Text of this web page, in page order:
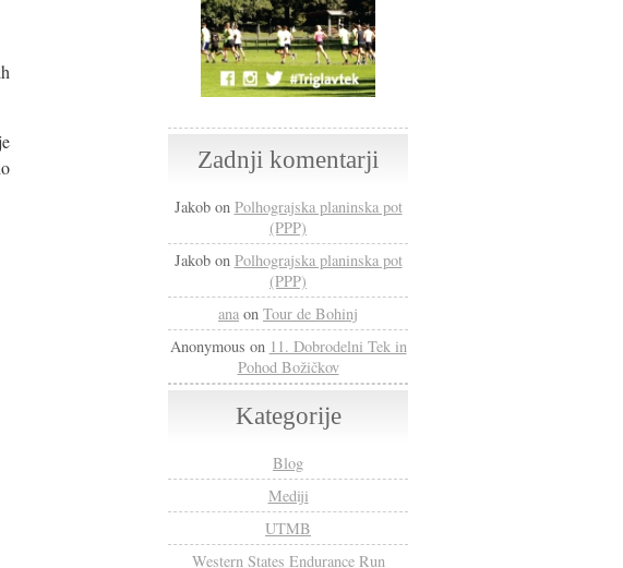
Zadnji komentarji
Jakobon Polhograjska planinska pot
(PPP)
Jakobon Polhograjska planinska pot
(PPP)
ana on Tour de Bohinj
Anonymous on 11. Dobrodelni Tek in
Pohod Božičkov
Kategorije
Blog
Mediji
UTMB
Western States Endurance Run